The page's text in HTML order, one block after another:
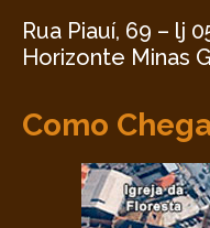
Rua Piauí, 69 – lj
Horizonte Minas
Como